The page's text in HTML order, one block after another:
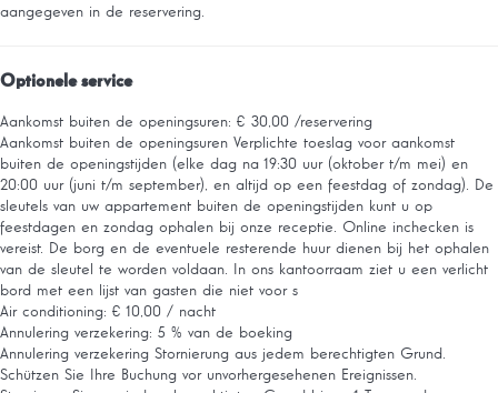
aangegeven in de reservering.
Optionele service
Aankomst buiten de openingsuren: € 30,00 /reservering
Aankomst buiten de openingsuren Verplichte toeslag voor aankomst
buiten de openingstijden (elke dag na 19:30 uur (oktober t/m mei) en
20:00 uur (juni t/m september), en altijd op een feestdag of zondag). De
sleutels van uw appartement buiten de openingstijden kunt u op
feestdagen en zondag ophalen bij onze receptie. Online inchecken is
vereist. De borg en de eventuele resterende huur dienen bij het ophalen
van de sleutel te worden voldaan. In ons kantoorraam ziet u een verlicht
bord met een lijst van gasten die niet voor s
Air conditioning: € 10,00 / nacht
Annulering verzekering: 5 % van de boeking
Annulering verzekering Stornierung aus jedem berechtigten Grund.
Schützen Sie Ihre Buchung vor unvorhergesehenen Ereignissen.